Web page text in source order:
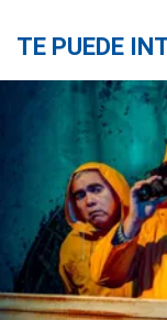
TE PUEDE